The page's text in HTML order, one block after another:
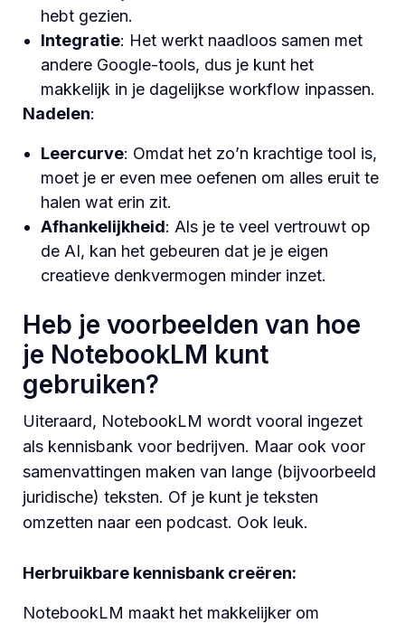
hebt gezien.
Integratie: Het werkt naadloos samen met
andere Google-tools, dus je kunt het
makkelijk in je dagelijkse workflow inpassen.
Nadelen:
Leercurve: Omdat het zo’n krachtige tool is,
moet je er even mee oefenen om alles eruit te
halen wat erin zit.
Afhankelijkheid: Als je te veel vertrouwt op
de AI, kan het gebeuren dat je je eigen
creatieve denkvermogen minder inzet.
Heb je voorbeelden van hoe
je NotebookLM kunt
gebruiken?
Uiteraard, NotebookLM wordt vooral ingezet
als kennisbank voor bedrijven. Maar ook voor
samenvattingen maken van lange (bijvoorbeeld
juridische) teksten. Of je kunt je teksten
omzetten naar een podcast. Ook leuk.
Herbruikbare kennisbank creëren:
NotebookLM maakt het makkelijker om